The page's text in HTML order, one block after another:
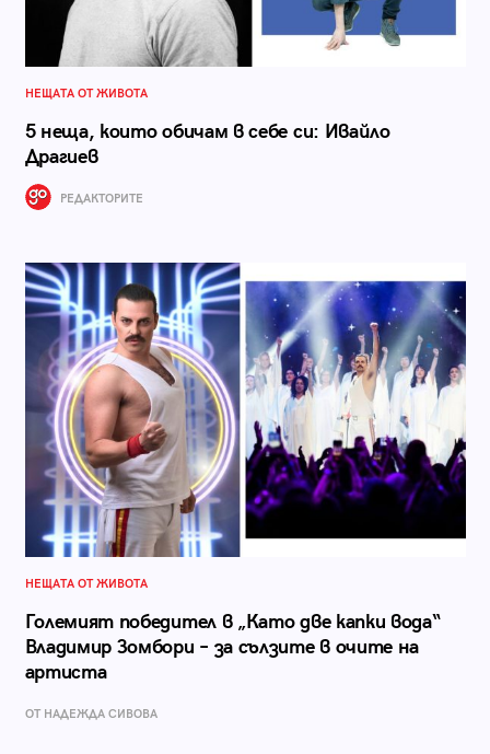
НЕЩАТА ОТ ЖИВОТА
5 неща, които обичам в себе си: Ивайло
Драгиев
РЕДАКТОРИТЕ
НЕЩАТА ОТ ЖИВОТА
Големият победител в „Като две капки вода“
Владимир Зомбори – за сълзите в очите на
артиста
ОТ НАДЕЖДА СИВОВА